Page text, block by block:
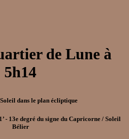
de Lune à
5h14
dans le plan écliptique
- 13e degré du signe du Capricorne / Soleil
Bélier